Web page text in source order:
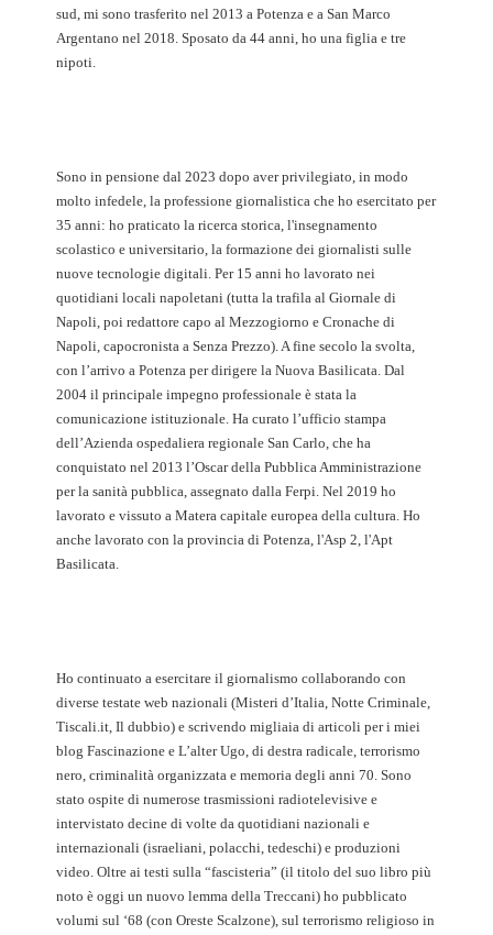
sud, mi sono trasferito nel 2013 a Potenza e a San Marco
Argentano nel 2018. Sposato da 44 anni, ho una figlia e tre
nipoti.
Sono in pensione dal 2023 dopo aver privilegiato, in modo
molto infedele, la professione giornalistica che ho esercitato per
35 anni: ho praticato la ricerca storica, l'insegnamento
scolastico e universitario, la formazione dei giornalisti sulle
nuove tecnologie digitali. Per 15 anni ho lavorato nei
quotidiani locali napoletani (tutta la trafila al Giornale di
Napoli, poi redattore capo al Mezzogiorno e Cronache di
Napoli, capocronista a Senza Prezzo). A fine secolo la svolta,
con l’arrivo a Potenza per dirigere la Nuova Basilicata. Dal
2004 il principale impegno professionale è stata la
comunicazione istituzionale. Ha curato l’ufficio stampa
dell’Azienda ospedaliera regionale San Carlo, che ha
conquistato nel 2013 l’Oscar della Pubblica Amministrazione
per la sanità pubblica, assegnato dalla Ferpi. Nel 2019 ho
lavorato e vissuto a Matera capitale europea della cultura. Ho
anche lavorato con la provincia di Potenza, l'Asp 2, l'Apt
Basilicata.
Ho continuato a esercitare il giornalismo collaborando con
diverse testate web nazionali (Misteri d’Italia, Notte Criminale,
Tiscali.it, Il dubbio) e scrivendo migliaia di articoli per i miei
blog Fascinazione e L’alter Ugo, di destra radicale, terrorismo
nero, criminalità organizzata e memoria degli anni 70. Sono
stato ospite di numerose trasmissioni radiotelevisive e
intervistato decine di volte da quotidiani nazionali e
internazionali (israeliani, polacchi, tedeschi) e produzioni
video. Oltre ai testi sulla “fascisteria” (il titolo del suo libro più
noto è oggi un nuovo lemma della Treccani) ho pubblicato
volumi sul ‘68 (con Oreste Scalzone), sul terrorismo religioso in